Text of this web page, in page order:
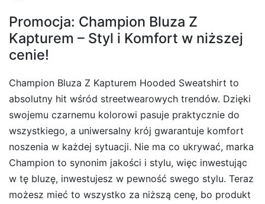
Promocja: Champion Bluza Z
Kapturem – Styl i Komfort w niższej
cenie!
Champion Bluza Z Kapturem Hooded Sweatshirt to
absolutny hit wśród streetwearowych trendów. Dzięki
swojemu czarnemu kolorowi pasuje praktycznie do
wszystkiego, a uniwersalny krój gwarantuje komfort
noszenia w każdej sytuacji. Nie ma co ukrywać, marka
Champion to synonim jakości i stylu, więc inwestując
w tę bluzę, inwestujesz w pewność swego stylu. Teraz
możesz mieć to wszystko za niższą cenę, bo produkt